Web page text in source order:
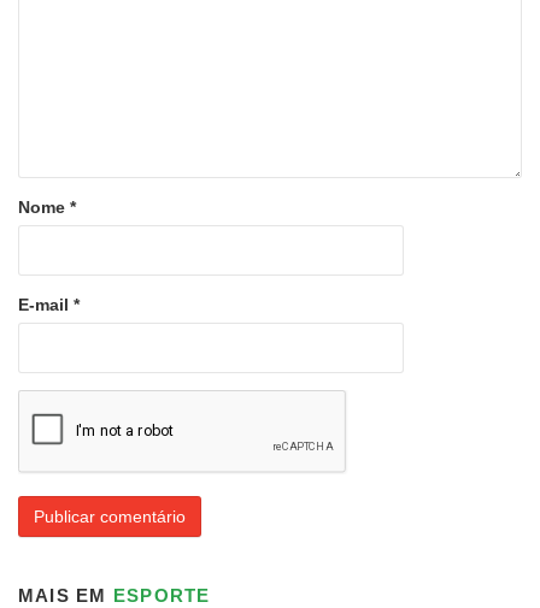
Nome *
E-mail *
MAIS EM ESPORTE